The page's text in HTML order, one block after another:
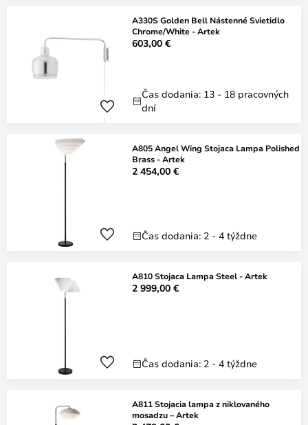
A330S Golden Bell Nástenné Svietidlo
Chrome/White - Artek
603,00 €
Čas dodania: 13 - 18 pracovných
dní
A805 Angel Wing Stojaca Lampa Polished
Brass - Artek
2 454,00 €
Čas dodania: 2 - 4 týždne
A810 Stojaca Lampa Steel - Artek
2 999,00 €
Čas dodania: 2 - 4 týždne
A811 Stojacia lampa z niklovaného
mosadzu – Artek